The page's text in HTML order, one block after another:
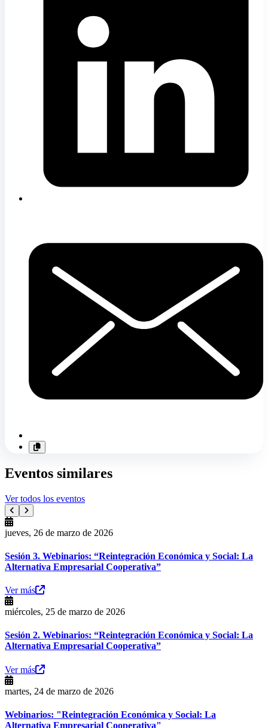
Eventos similares
Ver todos los eventos
jueves, 26 de marzo de 2026
Sesión 3. Webinarios: “Reintegración Económica y Social: La
Alternativa Empresarial Cooperativa”
Ver más
miércoles, 25 de marzo de 2026
Sesión 2. Webinarios: “Reintegración Económica y Social: La
Alternativa Empresarial Cooperativa”
Ver más
martes, 24 de marzo de 2026
Webinarios: "Reintegración Económica y Social: La
Alternativa Empresarial Cooperativa"